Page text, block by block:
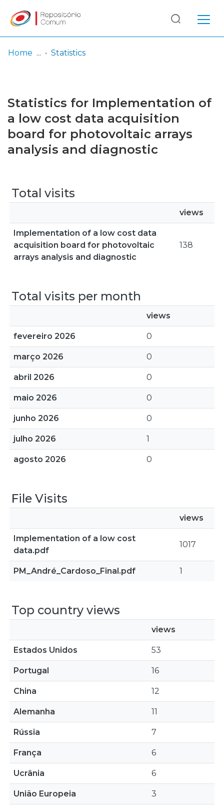
Browse repository
Entities
Log
In
(current)
Home Statistics
Statistics for Implementation of
a low cost data acquisition
board for photovoltaic arrays
analysis and diagnostic
Total visits
views
Implementation of a low cost data
acquisition board for photovoltaic
arrays analysis and diagnostic
138
Total visits per month
views
fevereiro 2026 0
março 2026 0
abril 2026 0
maio 2026 0
junho 2026 0
julho 2026 1
agosto 2026 0
File Visits
views
Implementation of a low cost
data.pdf
1017
PM_André_Cardoso_Final.pdf 1
Top country views
views
Estados Unidos 53
Portugal 16
China 12
Alemanha 11
Rússia 7
França 6
Ucrânia 6
União Europeia 3